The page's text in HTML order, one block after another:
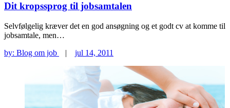
Dit kropssprog til jobsamtalen
Selvfølgelig kræver det en god ansøgning og et godt cv at komme til
jobsamtale, men…
by: Blog om job | jul 14, 2011